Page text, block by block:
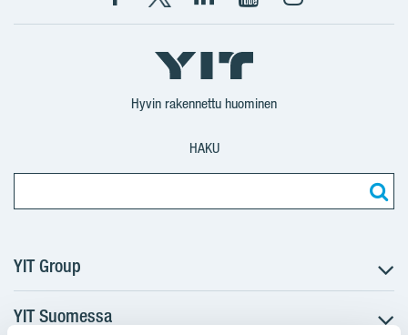
Facebook
X
YIT
Suomi
YIT
Corporation
YIT
Corporation
Instagram
Hyvin rakennettu huominen
HAKU
YIT Group
Tietoa YIT:stä
YIT Suomessa